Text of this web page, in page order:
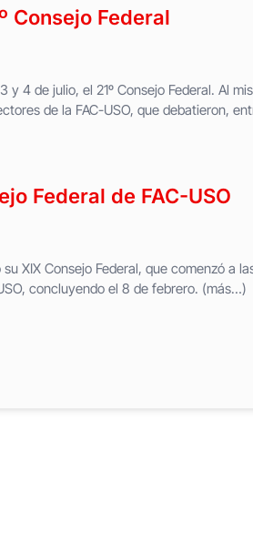
Consejo Federal
y 4 de julio, el 21º Consejo Federal. Al
de la FAC-USO, que debatieron,
Federal de FAC-USO
XIX Consejo Federal, que comenzó a
concluyendo el 8 de febrero. (más…)